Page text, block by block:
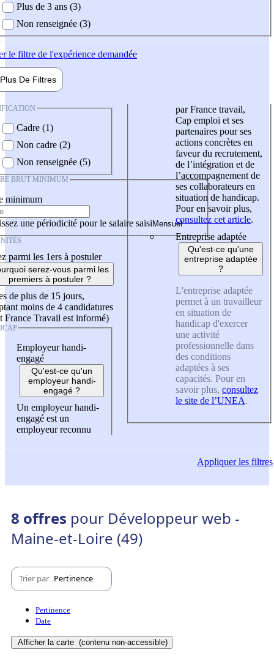
Plus de 3 ans (3)
Non renseignée (3)
le filtre de l'expérience demandée
Plus De Filtres
Cadre (1)
Non cadre (2)
Non renseignée (5)
BRUT MINIMUM
minimum
une périodicité pour le salaire saisi
parmi les 1ers à postuler
serez-vous parmi les
premiers à postuler ?
de plus de 15 jours,
moins de 4 candidatures
France Travail est informé)
Employeur handi-
engagé
Qu'est-ce qu'un
employeur handi-
engagé ?
Un employeur handi-
engagé est un
employeur reconnu
par France travail,
Cap emploi et ses
partenaires pour ses
actions concrètes en
faveur du recrutement,
de l’intégration et de
l’accompagnement de
ses collaborateurs en
situation de handicap.
Pour en savoir plus,
consultez cet article.
Entreprise adaptée
Qu'est-ce qu'une
entreprise adaptée
?
L'entreprise adaptée
permet à un travailleur
en situation de
handicap d'exercer
une activité
professionnelle dans
des conditions
adaptées à ses
capacités. Pour en
savoir plus, consultez
le site de l’UNEA.
Appliquerles filtres
8 offres pour Développeur web -
Maine-et-Loire (49)
Trier par Pertinence
Pertinence
Date
Afficher la carte (contenu non-accessible)